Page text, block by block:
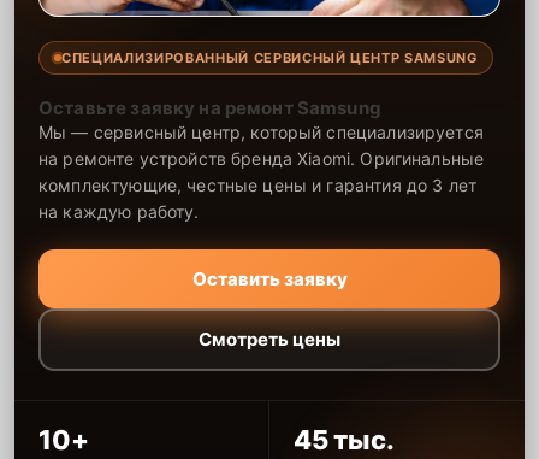
СПЕЦИАЛИЗИРОВАННЫЙ СЕРВИСНЫЙ ЦЕНТР SAMSUNG
Оставьте заявку на ремонт Samsung
Мы — сервисный центр, который специализируется
на ремонте устройств бренда Xiaomi. Оригинальные
комплектующие, честные цены и гарантия до 3 лет
на каждую работу.
Оставить заявку
Смотреть цены
10+ 45 тыс.